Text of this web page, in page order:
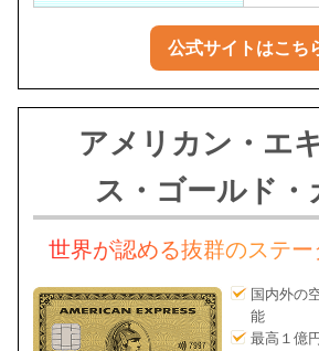
公式サイトはこち
アメリカン・エ
ス・ゴールド・
世界が認める抜群のステー
国内外の
能
最高１億